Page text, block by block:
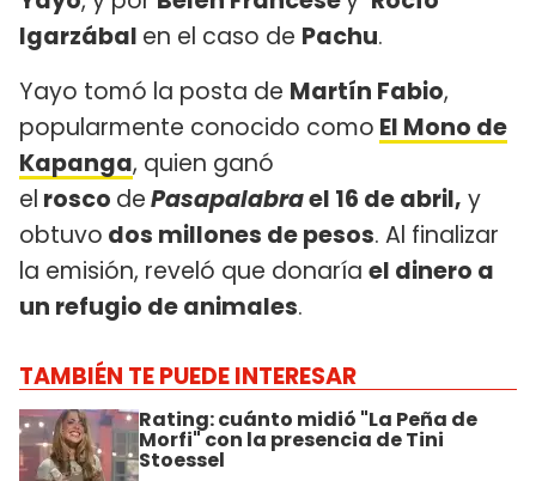
Igarzábal en el caso de Pachu.
Yayo tomó la posta de Martín Fabio,
popularmente conocido como El Mono de
Kapanga, quien ganó
el rosco dePasapalabrael 16 de abril, y
obtuvo dos millones de pesos. Al finalizar
la emisión, reveló que donaría el dinero a
un refugio de animales.
TAMBIÉN TE PUEDE INTERESAR
Rating: cuánto midió "La Peña de
Morfi" con la presencia de Tini
Stoessel